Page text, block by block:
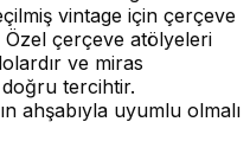
vintage için çerçeve
Özel çerçeve atölyeleri
ve miras
tercihtir.
ahşabıyla uyumlu olmalı